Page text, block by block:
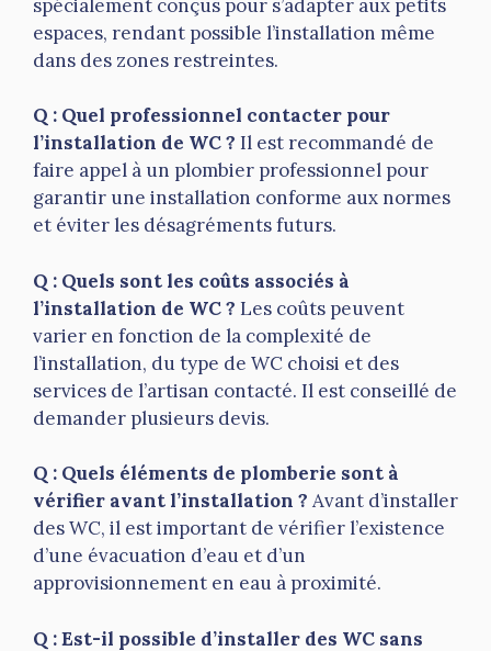
spécialement conçus pour s’adapter aux petits
espaces, rendant possible l’installation même
dans des zones restreintes.
Q : Quel professionnel contacter pour
l’installation de WC ? Il est recommandé de
faire appel à un plombier professionnel pour
garantir une installation conforme aux normes
et éviter les désagréments futurs.
Q : Quels sont les coûts associés à
l’installation de WC ? Les coûts peuvent
varier en fonction de la complexité de
l’installation, du type de WC choisi et des
services de l’artisan contacté. Il est conseillé de
demander plusieurs devis.
Q : Quels éléments de plomberie sont à
vérifier avant l’installation ? Avant d’installer
des WC, il est important de vérifier l’existence
d’une évacuation d’eau et d’un
approvisionnement en eau à proximité.
Q : Est-il possible d’installer des WC sans